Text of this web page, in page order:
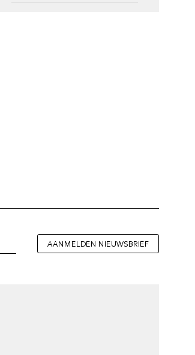
AANMELDEN NIEUWSBRIEF